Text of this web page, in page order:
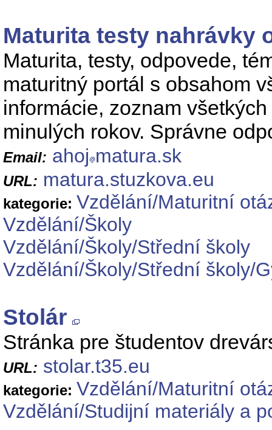
Maturita testy nahrávky
Maturita, testy, odpovede,
maturitný portál s obsahom
informácie, zoznam
minulých rokov. Správne
Email: ahoj matura.sk
URL: matura.stuzkova.eu
kategorie: Vzdělání/Maturitní
Vzdělání/Školy
Vzdělání/Školy/Střední školy
Vzdělání/Školy/Střední školy/
Stolár
Stránka pre študentov
URL: stolar.t35.eu
kategorie: Vzdělání/Maturitní
Vzdělání/Studijní materiály a